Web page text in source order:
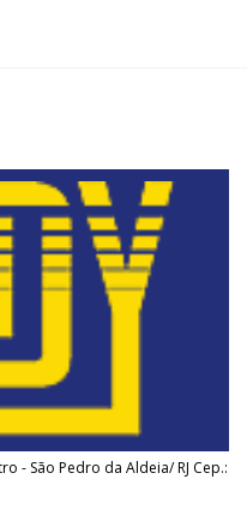
- São Pedro da Aldeia/ RJ Cep.: